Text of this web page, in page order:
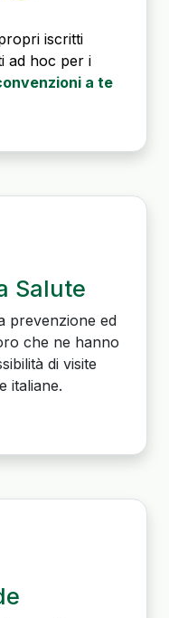
iscritti
ad hoc per i
a te
Salute
prevenzione ed
che ne hanno
di visite
italiane.